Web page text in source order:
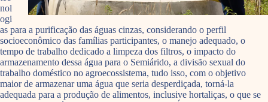
nol
ogi
as para a purificação das águas cinzas, considerando o perfil
socioeconômico das famílias participantes, o manejo adequado, o
tempo de trabalho dedicado a limpeza dos filtros, o impacto do
armazenamento dessa água para o Semiárido, a divisão sexual do
trabalho doméstico no agroecossistema, tudo isso, com o objetivo
maior de armazenar uma água que seria desperdiçada, torná-la
adequada para a produção de alimentos, inclusive hortaliças, o que se